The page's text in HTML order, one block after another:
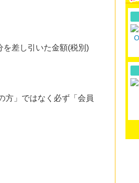
差し引いた金額(税別)
方」ではなく必ず「会員